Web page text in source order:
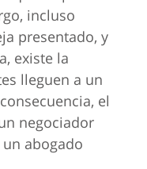
incluso
presentado, y
existe la
lleguen a un
el
negociador
abogado